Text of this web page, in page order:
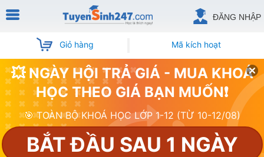
ĐĂNG NHẬP
Giỏ hàng Mã kích hoạt
💥 NGÀY HỘI TRẢ GIÁ - MUA KHOÁ
HỌC THEO GIÁ BẠN MUỐN❗
🎯 TOÀN BỘ KHOÁ HỌC LỚP 1-12 (TỪ 10-12/08)
BẮT ĐẦU SAU 1 NGÀY